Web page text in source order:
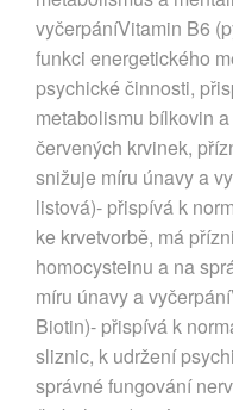
vyčerpáníVitamin B6
funkci energetického
psychické činnosti,
metabolismu bílkovin
červených krvinek,
snižuje míru únavy a
listová)- přispívá k
ke krvetvorbě, má
homocysteinu a na
míru únavy a
Biotin)- přispívá k
sliznic, k udržení
správné fungování